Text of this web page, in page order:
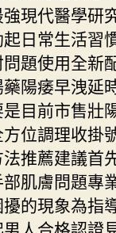
現代醫學研
日常生活習
題使用全新
陽痿早洩延
目前市售壯
位調理收掛
推薦建議首
肌膚問題專
的現象為指
人合格認證